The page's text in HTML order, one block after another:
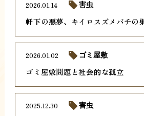
軒下の悪夢、キイロスズメバチの
2026.01.14 害虫
ゴミ屋敷問題と社会的な孤立
2026.01.02 ゴミ屋敷
2025.12.30 害虫